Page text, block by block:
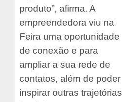
produto”, afirma. A
empreendedora viu na
Feira uma oportunidade
de conexão e para
ampliar a sua rede de
contatos, além de poder
inspirar outras trajetórias